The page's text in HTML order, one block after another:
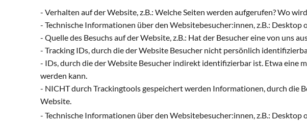
- Verhalten auf der Website, z.B.: Welche Seiten werden aufgerufen? Wo
- Technische Informationen über den Websitebesucher:innen, z.B.:
- Quelle des Besuchs auf der Website, z.B.: Hat der Besucher eine von uns
- Tracking IDs, durch die der Website Besucher nicht persönlich
- IDs, durch die der Website Besucher indirekt identifizierbar ist. Etwa eine
werden kann.
- NICHT durch Trackingtools gespeichert werden Informationen, durch die
Website.
- Technische Informationen über den Websitebesucher:innen, z.B.: